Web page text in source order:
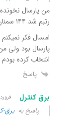
رتبم شد ۱۴۴ سمنان و شاهرود و … را دعوت شدم.
امسال فکر
پارسال بود ولی
انتخاب کرده بودم
پاسخ
برق کنترل فروردین ۱۷,
پاسخ بهبرق-